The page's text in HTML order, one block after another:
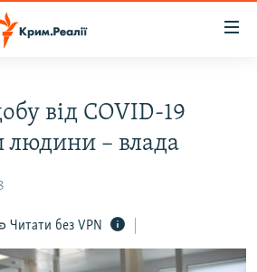
від COVID-19
людини – влада
Читати без VPN